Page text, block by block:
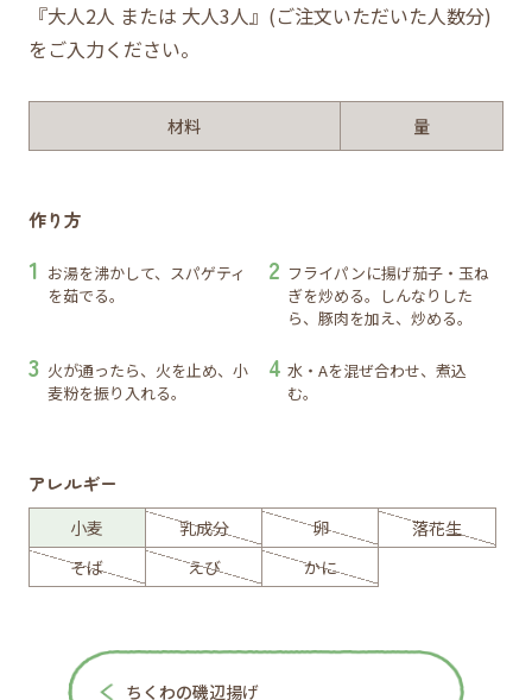
『大人2人 または 大人3人』(ご注文いただいた人数分)
をご入力ください。
材料 量
作り方
お湯を沸かして、スパゲティ
を茹でる。
フライパンに揚げ茄子・玉ね
ぎを炒める。しんなりした
ら、豚肉を加え、炒める。
火が通ったら、火を止め、小
麦粉を振り入れる。
水・Aを混ぜ合わせ、煮込
む。
アレルギー
小麦 乳成分 卵
落花生
そば
えび かに
ちくわの磯辺揚げ